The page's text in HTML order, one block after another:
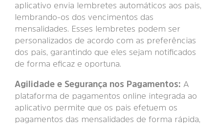
aplicativo envia lembretes automáticos aos pais,
lembrando-os dos vencimentos das
mensalidades. Esses lembretes podem ser
personalizados de acordo com as preferências
dos pais, garantindo que eles sejam notificados
de forma eficaz e oportuna.
Agilidade e Segurança nos Pagamentos: A
plataforma de pagamentos online integrada ao
aplicativo permite que os pais efetuem os
pagamentos das mensalidades de forma rápida,